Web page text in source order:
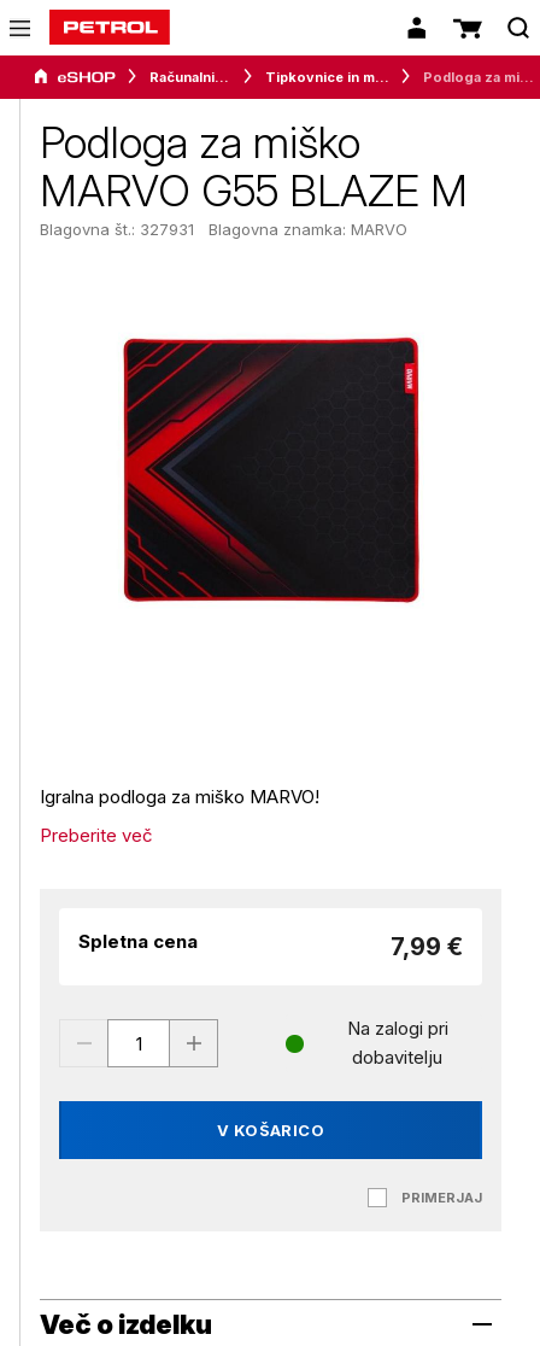
Računalništvo Tipkovnice in miške
Podloga za miško
MARVO G55 BLAZE M
Blagovna št.: 327931 Blagovna znamka: MARVO
Igralna podloga za miško MARVO!
Preberite več
Spletna cena 7,99 €
V KOŠARICO
Na zalogi pri
dobavitelju
PRIMERJAJ
Več o izdelku